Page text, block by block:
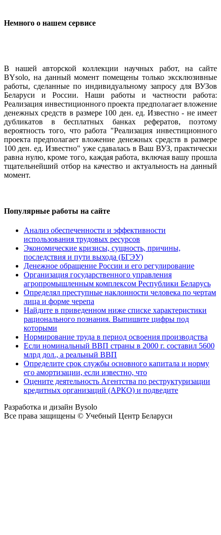
Немного о нашем сервисе
В нашей авторской коллекции научных работ, на сайте
BYsolo, на данный момент помещены только эксклюзивные
работы, сделанные по индивидуальному запросу для ВУЗов
Беларуси и России. Наши работы и частности работа:
Реализация инвестиционного проекта предполагает вложение
денежных средств в размере 100 ден. ед. Известно - не имеет
дубликатов в бесплатных банках рефератов, поэтому
вероятность того, что работа "Реализация инвестиционного
проекта предполагает вложение денежных средств в размере
100 ден. ед. Известно" уже сдавалась в Ваш ВУЗ, практически
равна нулю, кроме того, каждая работа, включая вашу прошла
тщательнейший отбор на качество и актуальность на данный
момент.
Популярные работы на сайте
Анализ обеспеченности и эффективности
использования трудовых ресурсов
Экономические кризисы, сущность, причины,
последствия и пути выхода (БГЭУ)
Денежное обращение России и его регулирование
Организация государственного управления
агропромышленным комплексом Республики Беларусь
Определял преступные наклонности человека по чертам
лица и форме черепа
Найдите в приведенном ниже списке характеристики
рационального познания. Выпишите цифры под
которыми
Нормирование труда в период освоения производства
Если номинальный ВВП страны в 2000 г. составил 5600
млрд дол., а реальный ВВП
Определите срок службы основного капитала и норму
его амортизации, если известно, что
Оцените деятельность Агентства по реструктуризации
кредитных организаций (АРКО) и подведите
Разработка и дизайн Bysolo
Все права защищены © Учебный Центр Беларуси